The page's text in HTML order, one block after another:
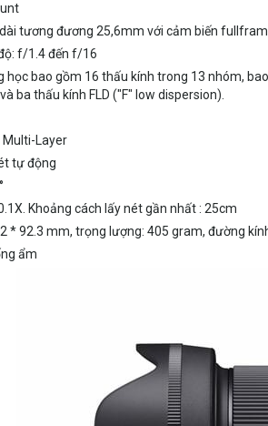
tương đương 25,6mm với cảm biến
f/1.4 đến f/16
học bao gồm 16 thấu kính trong 13 nhóm,
ba thấu kính FLD ("F" low dispersion).
Multi-Layer
tự động
Khoảng cách lấy nét gần nhất : 25cm
* 92.3 mm, trọng lượng: 405 gram, đường
ẩm